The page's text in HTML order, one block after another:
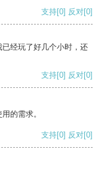
支持[0] 反对[0]
经玩了好几个小时，还
支持[0] 反对[0]
的需求。
支持[0] 反对[0]